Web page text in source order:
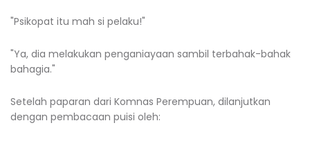
"Psikopat itu mah si pelaku!"
"Ya, dia melakukan penganiayaan sambil terbahak-bahak
bahagia."
Setelah paparan dari Komnas Perempuan, dilanjutkan
dengan pembacaan puisi oleh: